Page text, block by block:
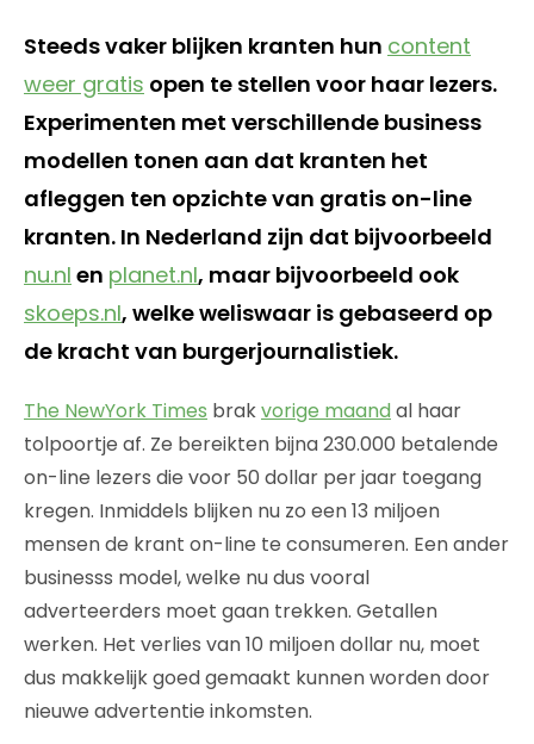
Steeds vaker blijken kranten hun content
weer gratis open te stellen voor haar lezers.
Experimenten met verschillende business
modellen tonen aan dat kranten het
afleggen ten opzichte van gratis on-line
kranten. In Nederland zijn dat bijvoorbeeld
nu.nl en planet.nl, maar bijvoorbeeld ook
skoeps.nl, welke weliswaar is gebaseerd op
de kracht van burgerjournalistiek.
The NewYork Times brakvorige maand al haar
tolpoortje af. Ze bereikten bijna 230.000 betalende
on-line lezers die voor 50 dollar per jaar toegang
kregen. Inmiddels blijken nu zo een 13 miljoen
mensen de krant on-line te consumeren. Een ander
businesss model, welke nu dus vooral
adverteerders moet gaan trekken. Getallen
werken. Het verlies van 10 miljoen dollar nu, moet
dus makkelijk goed gemaakt kunnen worden door
nieuwe advertentie inkomsten.